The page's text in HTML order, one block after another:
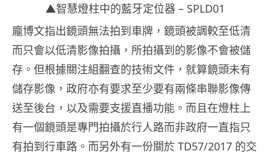
▲智慧燈柱中的藍牙定位器 – SPLD01
龐博文指出鏡頭無法拍到車牌，鏡頭被調較至低清
而只會以低清影像拍攝，所拍攝到的影像不會被儲
存。但根據關注組翻查的技術文件，就算鏡頭未有
儲存影像，政府亦有要求至少要有兩條串聯影像傳
送至後台，以及需要支援直播功能。而且在燈柱上
有一個鏡頭是專門拍攝於行人路而非政府一直指只
有拍到行車路。而另外有一份關於 TD57/2017 的交